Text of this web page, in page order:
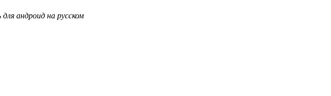
андроид на русском